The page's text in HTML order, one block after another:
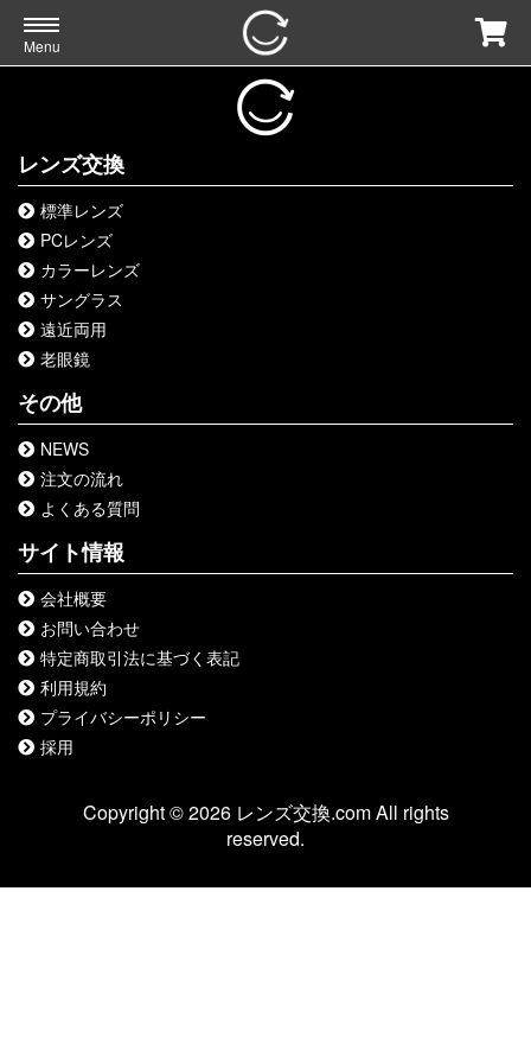
Menu
レンズ交換
標準レンズ
PCレンズ
カラーレンズ
サングラス
遠近両用
老眼鏡
その他
NEWS
注文の流れ
よくある質問
サイト情報
会社概要
お問い合わせ
特定商取引法に基づく表記
利用規約
プライバシーポリシー
採用
Copyright © 2026 レンズ交換.com All rights
reserved.